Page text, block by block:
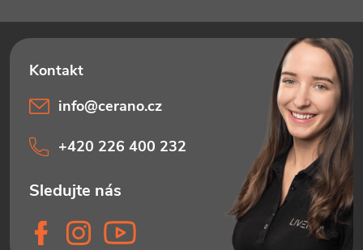
info@cerano.cz
+420 226 400 232